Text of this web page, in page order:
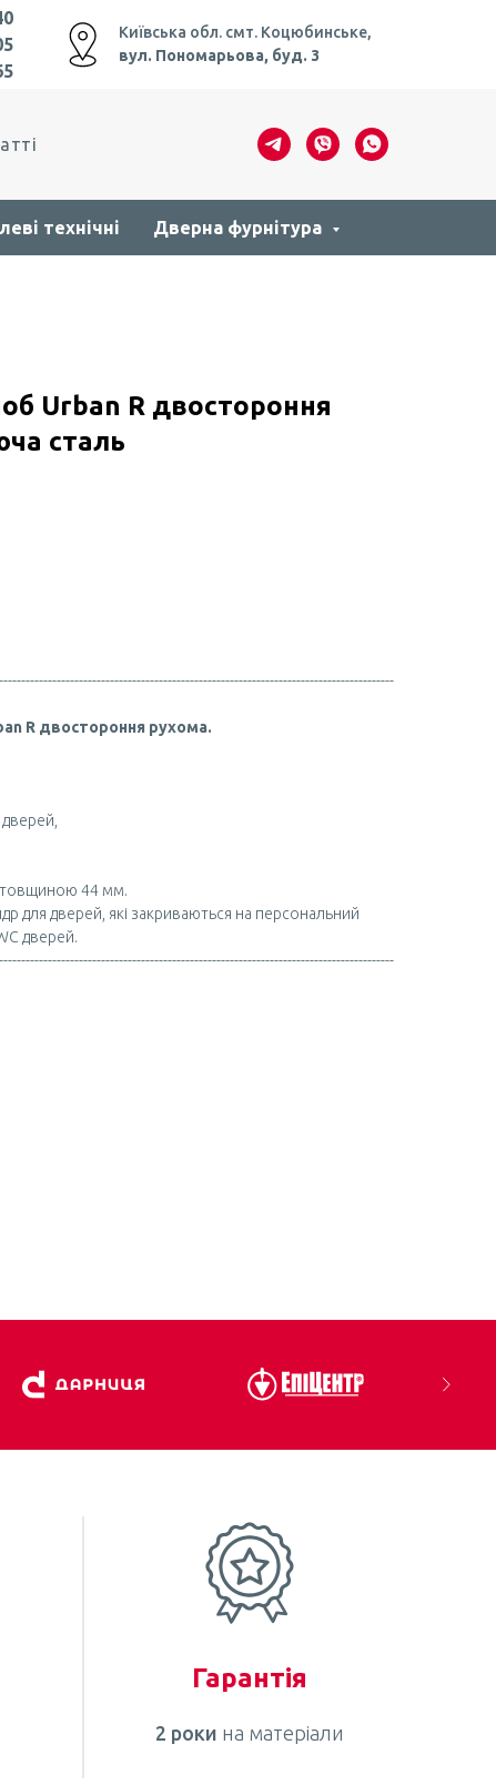
Київська обл. смт. Коцюбинське,
вул. Пономарьова, буд. 3
технічні Дверна фурнітура
Urban R двостороння
сталь
R двостороння рухома.
товщиною 44 мм.
для дверей, які закриваються на персональний
дверей.
Гарантія
2 роки на матеріали